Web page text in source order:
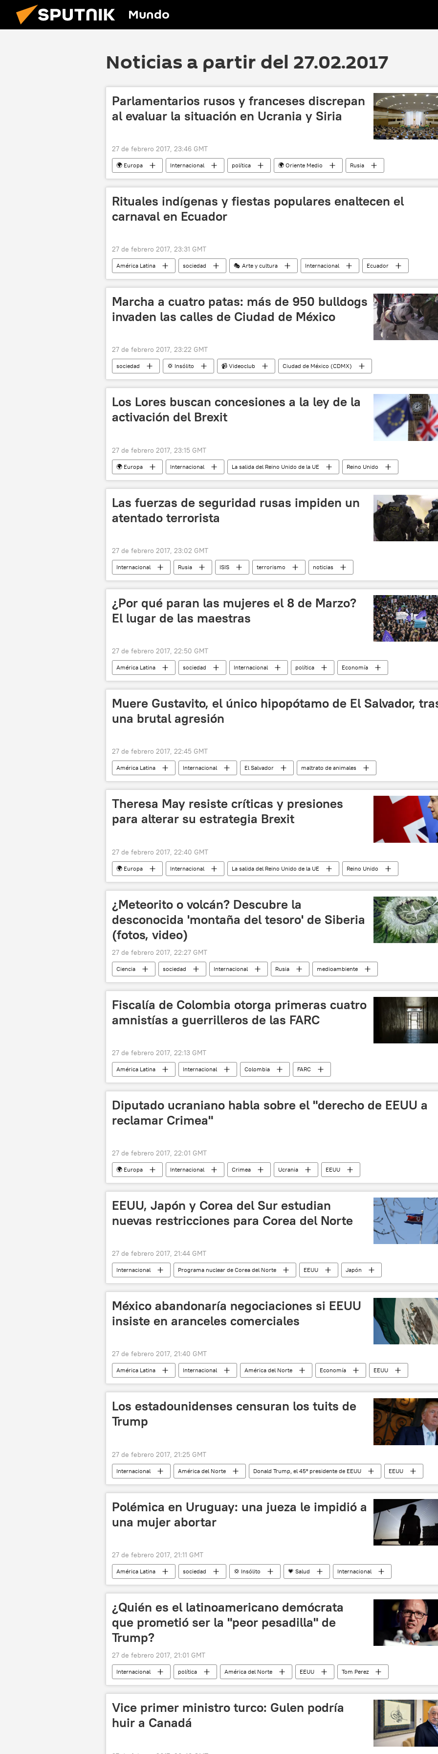
Mundo
Noticias a partir del 27.02.2017
Parlamentarios rusos y franceses discrepan
al evaluar la situación en Ucrania y Siria
27 de febrero 2017, 23:46 GMT
🌍 Europa Internacional política 🌍 Oriente Medio
Rusia
Francia
Ucrania Siria Konstantín Kosachov
Senado de Francia
Rituales indígenas y fiestas populares enaltecen el
carnaval en Ecuador
27 de febrero 2017, 23:31 GMT
América Latina sociedad 🎭 Arte y cultura Internacional
Ecuador
carnaval
fiesta noticias
Marcha a cuatro patas: más de 950 bulldogs
invaden las calles de Ciudad de México
27 de febrero 2017, 23:22 GMT
sociedad 💢 Insólito 📹 Videoclub
Ciudad de México (CDMX)
Libro de los Récords Guinness
noticias
Los Lores buscan concesiones a la ley de la
activación del Brexit
27 de febrero 2017, 23:15 GMT
🌍 Europa Internacional La salida del Reino Unido de la UE
Reino Unido
Parlamento de Reino Unido
Brexit Unión Europea (UE) noticias
Las fuerzas de seguridad rusas impiden un
atentado terrorista
27 de febrero 2017, 23:02 GMT
Internacional Rusia ISIS terrorismo noticias
¿Por qué paran las mujeres el 8 de Marzo?
El lugar de las maestras
27 de febrero 2017, 22:50 GMT
América Latina sociedad Internacional política
Economía
Día Internacional de la Mujer
mujeres huelga
desigualdad
Muere Gustavito, el único hipopótamo de El Salvador,
una brutal agresión
27 de febrero 2017, 22:45 GMT
América Latina Internacional El Salvador
maltrato de animales
hipopótamo
noticias
Theresa May resiste críticas y presiones
para alterar su estrategia Brexit
27 de febrero 2017, 22:40 GMT
🌍 Europa Internacional La salida del Reino Unido de la UE
Reino Unido
Theresa May
John Major Brexit Unión Europea (UE) noticias
¿Meteorito o volcán? Descubre la
desconocida 'montaña del tesoro' de Siberia
(fotos, video)
27 de febrero 2017, 22:27 GMT
Ciencia sociedad Internacional Rusia
medioambiente
Jabárovsk
Lejano Oriente platino Kondyor noticias
Fiscalía de Colombia otorga primeras cuatro
amnistías a guerrilleros de las FARC
27 de febrero 2017, 22:13 GMT
América Latina Internacional Colombia
FARC
Fiscalía General de Colombia
amnistía noticias
Diputado ucraniano habla sobre el "derecho de EEUU a
reclamar Crimea"
27 de febrero 2017, 22:01 GMT
🌍 Europa Internacional Crimea Ucrania
EEUU
Andréi Artemenko
Yuri Lutsenko Rusia noticias
EEUU, Japón y Corea del Sur estudian
nuevas restricciones para Corea del Norte
27 de febrero 2017, 21:44 GMT
Internacional Programa nuclear de Corea del Norte EEUU
Japón
Corea del Sur
Corea del Norte 🌏 Asia noticias
México abandonaría negociaciones si EEUU
insiste en aranceles comerciales
27 de febrero 2017, 21:40 GMT
América Latina Internacional América del Norte Economía
EEUU
México
Ildefonso Guajardo TLCAN noticias
Los estadounidenses censuran los tuits de
Trump
27 de febrero 2017, 21:25 GMT
Internacional América del Norte Donald Trump, el 45º presidente de EEUU
EEUU
Donald Trump
Twitter encuesta noticias
Polémica en Uruguay: una jueza le impidió a
una mujer abortar
27 de febrero 2017, 21:11 GMT
América Latina sociedad 💢 Insólito 💗 Salud
Internacional
Uruguay
aborto embarazo legislación noticias
¿Quién es el latinoamericano demócrata
que prometió ser la "peor pesadilla" de
Trump?
27 de febrero 2017, 21:01 GMT
Internacional política América del Norte EEUU
Tom Perez
Keith Ellison
Partido Demócrata (EEUU) noticias
Vice primer ministro turco: Gulen podría
huir a Canadá